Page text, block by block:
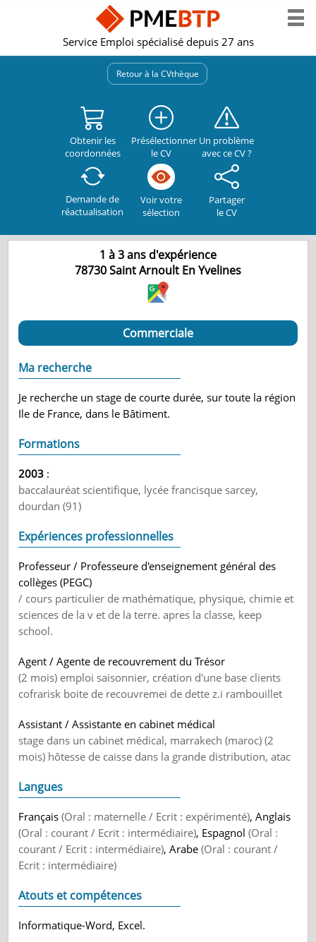
Service Emploi spécialisé depuis 27 ans
Retour à la CVthèque
Obtenir les
coordonnées
Présélectionner
le CV
Un problème
avec ce CV ?
Demande de
réactualisation
Voir votre
sélection
Partager
le CV
1 à 3 ans d'expérience
78730Saint Arnoult En Yvelines
Commerciale
Ma recherche
Je recherche un stage de courte durée, sur toute la région
Ile de France, dans le Bâtiment.
Formations
2003 :
baccalauréat scientifique, lycée francisque sarcey,
dourdan (91)
Expériences professionnelles
Professeur / Professeure d'enseignement général des
collèges (PEGC)
/ cours particulier de mathématique, physique, chimie et
sciences de la v et de la terre. apres la classe, keep
school.
Agent / Agente de recouvrement du Trésor
(2 mois) emploi saisonnier, création d'une base clients
cofrarisk boite de recouvremei de dette z.i rambouillet
Assistant / Assistante en cabinet médical
stage dans un cabinet médical, marrakech (maroc) (2
mois) hôtesse de caisse dans la grande distribution, atac
Langues
Français(Oral : maternelle / Ecrit : expérimenté), Anglais
(Oral : courant / Ecrit : intermédiaire), Espagnol(Oral :
courant / Ecrit : intermédiaire), Arabe(Oral : courant /
Ecrit : intermédiaire)
Atouts et compétences
Informatique-Word, Excel.